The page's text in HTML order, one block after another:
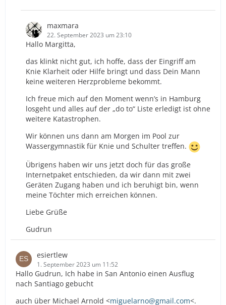
maxmara
22. September 2023 um 23:10
Hallo Margitta,
das klinkt nicht gut, ich hoffe, dass der Eingriff am
Knie Klarheit oder Hilfe bringt und dass Dein Mann
keine weiteren Herzprobleme bekommt.
Ich freue mich auf den Moment wenn’s in Hamburg
losgeht und alles auf der „do to“ Liste erledigt ist ohne
weitere Katastrophen.
Wir können uns dann am Morgen im Pool zur
Wassergymnastik für Knie und Schulter treffen.
Übrigens haben wir uns jetzt doch für das große
Internetpaket entschieden, da wir dann mit zwei
Geräten Zugang haben und ich beruhigt bin, wenn
meine Töchter mich erreichen können.
Liebe Grüße
Gudrun
esiertlew
1. September 2023 um 11:52
Hallo Gudrun, Ich habe in San Antonio einen Ausflug
nach Santiago gebucht
auch über Michael Arnold <miguelarno@gmail.com<.